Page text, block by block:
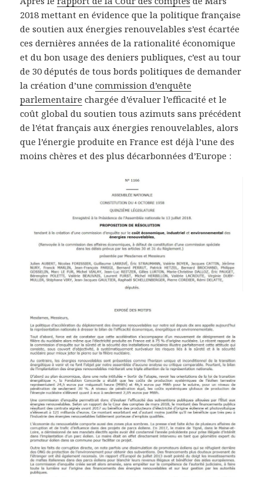
2018 mettant en évidence que la politique française
de soutien aux énergies renouvelables s’est écartée
ces dernières années de la rationalité économique
et du bon usage des deniers publiques, c’est au tour
de 30 députés de tous bords politiques de demander
la création d’unecommission d’enquête
parlementaire chargée d’évaluer l’efficacité et le
coût global du soutien tous azimuts sans précédent
de l’état français aux énergies renouvelables, alors
que l’énergie produite en France est déjà l’une des
moins chères et des plus décarbonnées d’Europe :